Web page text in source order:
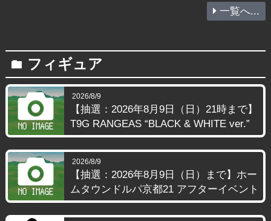
一覧へ...
folder フィギュア
2026/8/9
【抽選：2026年8月9日（日）21時まで】
T9G RANGEAS “BLACK & WHITE ver.”
2026/8/9
【抽選：2026年8月9日（日）まで】ホー
ムタウンドルパ京都21 アフターイベント